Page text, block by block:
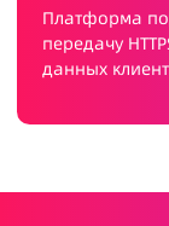
Платформа
передачу
данных